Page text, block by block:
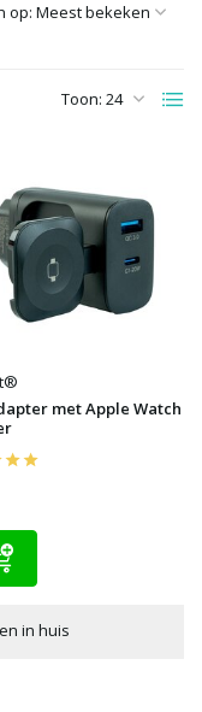
Toon:
op:
met Apple Watch